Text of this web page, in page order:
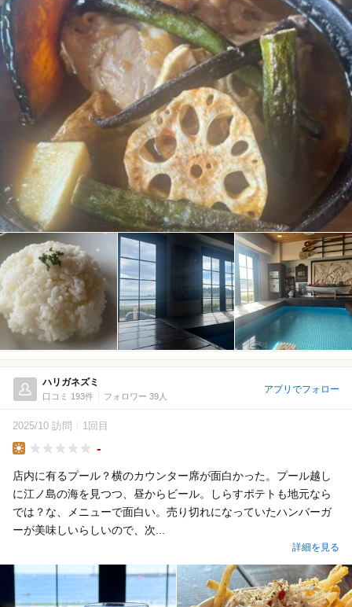
ハリガネズミ
口コミ 193件 フォロワー 39人
アプリでフォロー
2025/10 訪問 1回目
-
店内に有るプール？横のカウンター席が面白かった。プール越し
に江ノ島の海を見つつ、昼からビール。しらすポテトも地元なら
では？な、メニューで面白い。売り切れになっていたハンバーガ
ーが美味しいらしいので、次...
詳細を見る